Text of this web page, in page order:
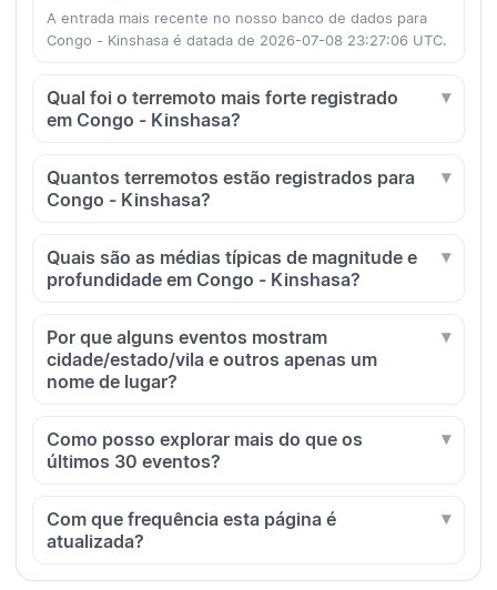
A entrada mais recente no nosso banco de dados para
Congo - Kinshasa é datada de 2026-07-08 23:27:06 UTC.
Qual foi o terremoto mais forte registrado
em Congo - Kinshasa?
Quantos terremotos estão registrados para
Congo - Kinshasa?
Quais são as médias típicas de magnitude e
profundidade em Congo - Kinshasa?
Por que alguns eventos mostram
cidade/estado/vila e outros apenas um
nome de lugar?
Como posso explorar mais do que os
últimos 30 eventos?
Com que frequência esta página é
atualizada?